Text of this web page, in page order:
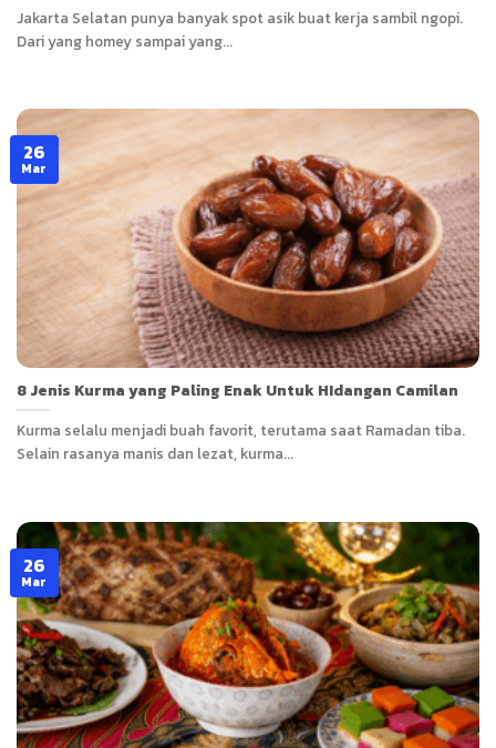
Jakarta Selatan punya banyak spot asik buat kerja sambil ngopi.
Dari yang homey sampai yang...
8 Jenis Kurma yang Paling Enak Untuk HIdangan Camilan
Kurma selalu menjadi buah favorit, terutama saat Ramadan tiba.
Selain rasanya manis dan lezat, kurma...
26
Mar
26
Mar